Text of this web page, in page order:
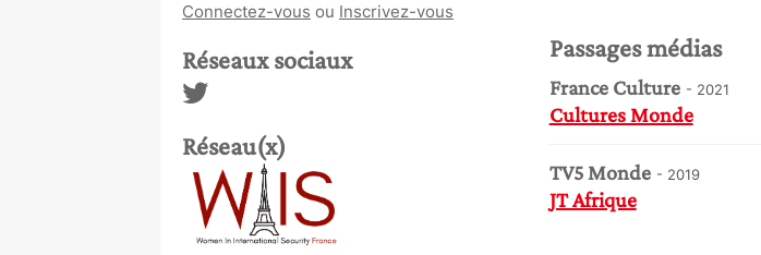
Connectez-vous ou Inscrivez-vous
Réseaux sociaux
Réseau(x)
Passages médias
France Culture - 2021
Cultures Monde
TV5 Monde - 2019
JT Afrique